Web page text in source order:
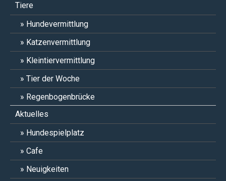
Tiere
Hundevermittlung
Katzenvermittlung
Kleintiervermittlung
Tier der Woche
Regenbogenbrücke
Aktuelles
Hundespielplatz
Cafe
Neuigkeiten